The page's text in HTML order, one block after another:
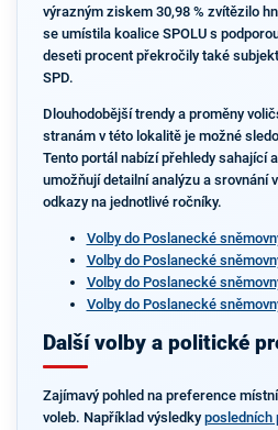
výrazným ziskem 30,98 % zvítězilo
se umístila koalice SPOLU s
deseti procent překročily také
SPD.
Dlouhodobější trendy a proměny
stranám v této lokalitě je možné
Tento portál nabízí přehledy sahající
umožňují detailní analýzu a srovnání
odkazy na jednotlivé ročníky.
Volby do Poslanecké
Volby do Poslanecké
Volby do Poslanecké
Volby do Poslanecké
Další volby a politické
Zajímavý pohled na preference
voleb. Například výsledky posledních